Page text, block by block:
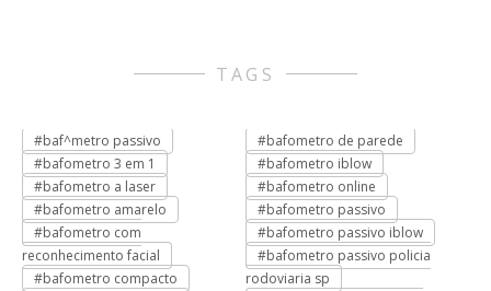
TAGS
#baf^metro passivo
#bafometro 3 em 1
#bafometro a laser
#bafometro amarelo
#bafometro com
reconhecimento facial
#bafometro compacto
#bafometro de parede
#bafometro iblow
#bafometro online
#bafometro passivo
#bafometro passivo iblow
#bafometro passivo policia
rodoviaria sp